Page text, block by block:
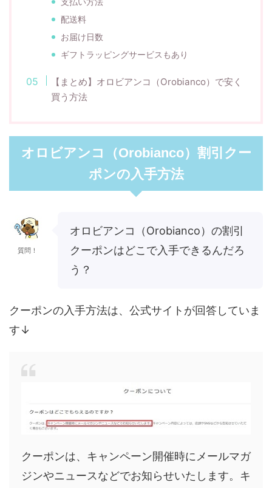
配送料
お届け日数
ギフトラッピングサービスもあり
【まとめ】オロビアンコ（Orobianco）で安く
買う方法
オロビアンコ（Orobianco）割引クー
ポンの入手方法
質問！
オロビアンコ（Orobianco）の割引
クーポンはどこで入手できるんだろ
う？
クーポンの入手方法は、公式サイトが回答していま
す↓
クーポンは、キャンペーン開催時にメールマガ
ジンやニュースなどでお知らせいたします。キ